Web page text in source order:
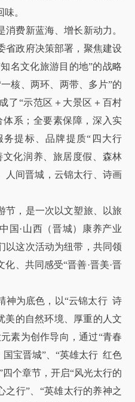
。
费新蓝海、增长新动力。
省政府决策部署，聚焦建设
名文化旅游目的地”的战略
核、两环、两带、多片”的
了“示范区＋大景区＋百村
系；全要素保障，深入实
提标、品牌提质“四大行
化润养、旅居度假、森林
人间晋城，云锦太行、诗画
，是一次以文塑旅、以旅
国·山西（晋城）康养产业
以这次活动为纽带，共同领
、共同感受“晋善·晋美·晋
为底色，以“云锦太行 诗
美的自然环境、厚重的人文
素为创作导向，通过“青春
宝晋城”、“英雄太行 红色
个章节，开启“风光太行的
之行”、“英雄太行的养神之